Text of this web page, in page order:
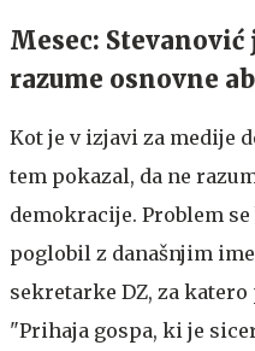
Mesec: Stevanović
razume osnovne
Kot je v izjavi za medije
tem pokazal, da ne
demokracije. Problem se
poglobil z današnjim
sekretarke DZ, za
"Prihaja gospa, ki je